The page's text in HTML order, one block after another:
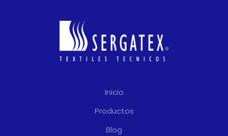
Inicio
Productos
Blog